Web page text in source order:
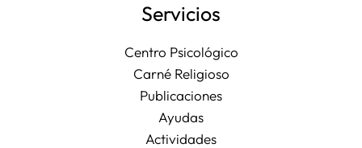
Servicios
Centro Psicológico
Carné Religioso
Publicaciones
Ayudas
Actividades